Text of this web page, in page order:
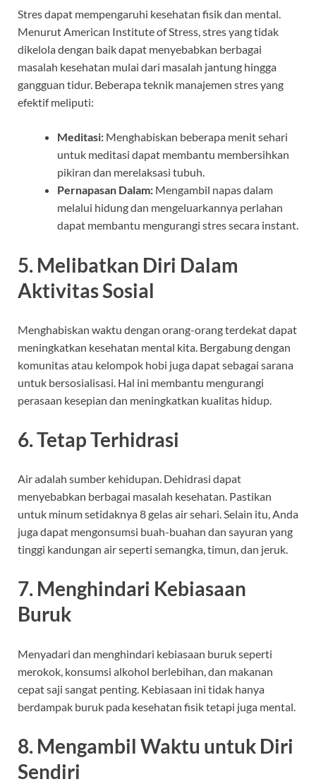
Stres dapat mempengaruhi kesehatan fisik dan mental.
Menurut American Institute of Stress, stres yang tidak
dikelola dengan baik dapat menyebabkan berbagai
masalah kesehatan mulai dari masalah jantung hingga
gangguan tidur. Beberapa teknik manajemen stres yang
efektif meliputi:
Meditasi: Menghabiskan beberapa menit sehari
untuk meditasi dapat membantu membersihkan
pikiran dan merelaksasi tubuh.
Pernapasan Dalam: Mengambil napas dalam
melalui hidung dan mengeluarkannya perlahan
dapat membantu mengurangi stres secara instant.
5. Melibatkan Diri Dalam
Aktivitas Sosial
Menghabiskan waktu dengan orang-orang terdekat dapat
meningkatkan kesehatan mental kita. Bergabung dengan
komunitas atau kelompok hobi juga dapat sebagai sarana
untuk bersosialisasi. Hal ini membantu mengurangi
perasaan kesepian dan meningkatkan kualitas hidup.
6. Tetap Terhidrasi
Air adalah sumber kehidupan. Dehidrasi dapat
menyebabkan berbagai masalah kesehatan. Pastikan
untuk minum setidaknya 8 gelas air sehari. Selain itu, Anda
juga dapat mengonsumsi buah-buahan dan sayuran yang
tinggi kandungan air seperti semangka, timun, dan jeruk.
7. Menghindari Kebiasaan
Buruk
Menyadari dan menghindari kebiasaan buruk seperti
merokok, konsumsi alkohol berlebihan, dan makanan
cepat saji sangat penting. Kebiasaan ini tidak hanya
berdampak buruk pada kesehatan fisik tetapi juga mental.
8. Mengambil Waktu untuk Diri
Sendiri